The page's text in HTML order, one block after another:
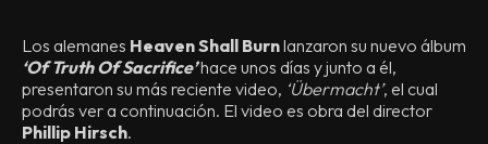
Los alemanes Heaven Shall Burnlanzaron su nuevo álbum
‘Of Truth Of Sacrifice’hace unos días y junto a él,
presentaron su más reciente video, ‘Übermacht’, el cual
podrás ver a continuación. El video es obra del director
Phillip Hirsch.